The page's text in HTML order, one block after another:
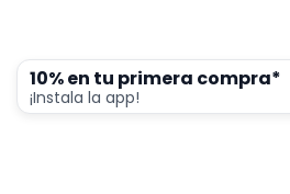
10% en tu primera compra*
¡Instala la app!